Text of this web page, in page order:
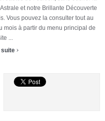
et notre Brillante Découverte
Vous pouvez la consulter tout au
mois à partir du menu principal de
...
suite ›